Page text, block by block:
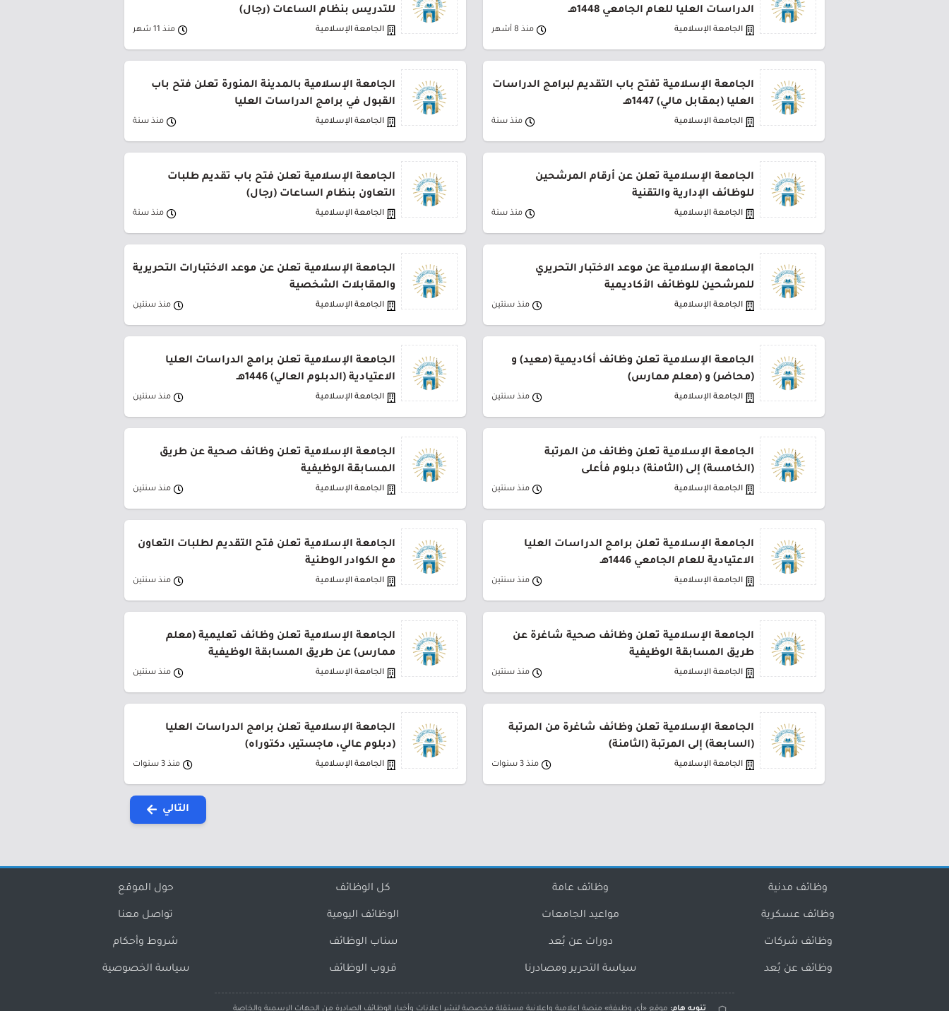
الدراسات العليا للعام الجامعي 1448هـ
الجامعة الإسلامية منذ 8 أشهر
للتدريس بنظام الساعات (رجال)
الجامعة الإسلامية منذ 11 شهر
الجامعة الإسلامية تفتح باب التقديم لبرامج الدراسات
العليا (بمقابل مالي) 1447هـ
الجامعة الإسلامية منذ سنة
الجامعة الإسلامية بالمدينة المنورة تعلن فتح باب
القبول في برامج الدراسات العليا
الجامعة الإسلامية منذ سنة
الجامعة الإسلامية تعلن عن أرقام المرشحين
للوظائف الإدارية والتقنية
الجامعة الإسلامية منذ سنة
الجامعة الإسلامية تعلن فتح باب تقديم طلبات
التعاون بنظام الساعات (رجال)
الجامعة الإسلامية منذ سنة
الجامعة الإسلامية عن موعد الاختبار التحريري
للمرشحين للوظائف الأكاديمية
الجامعة الإسلامية منذ سنتين
الجامعة الإسلامية تعلن عن موعد الاختبارات التحريرية
والمقابلات الشخصية
الجامعة الإسلامية منذ سنتين
الجامعة الإسلامية تعلن وظائف أكاديمية (معيد) و
(محاضر) و (معلم ممارس)
الجامعة الإسلامية منذ سنتين
الجامعة الإسلامية تعلن برامج الدراسات العليا
الاعتيادية (الدبلوم العالي) 1446هـ
الجامعة الإسلامية منذ سنتين
الجامعة الإسلامية تعلن وظائف من المرتبة
(الخامسة) إلى (الثامنة) دبلوم فأعلى
الجامعة الإسلامية منذ سنتين
الجامعة الإسلامية تعلن وظائف صحية عن طريق
المسابقة الوظيفية
الجامعة الإسلامية منذ سنتين
الجامعة الإسلامية تعلن برامج الدراسات العليا
الاعتيادية للعام الجامعي 1446هـ
الجامعة الإسلامية منذ سنتين
الجامعة الإسلامية⁩ تعلن فتح التقديم لطلبات التعاون
مع الكوادر الوطنية
الجامعة الإسلامية منذ سنتين
الجامعة الإسلامية تعلن وظائف صحية شاغرة عن
طريق المسابقة الوظيفية
الجامعة الإسلامية منذ سنتين
الجامعة الإسلامية تعلن وظائف تعليمية (معلم
ممارس) عن طريق المسابقة الوظيفية
الجامعة الإسلامية منذ سنتين
الجامعة الإسلامية تعلن وظائف شاغرة من المرتبة
(السابعة) إلى المرتبة (الثامنة)
الجامعة الإسلامية منذ 3 سنوات
الجامعة الإسلامية تعلن برامج الدراسات العليا
(دبلوم عالي، ماجستير، دكتوراه)
الجامعة الإسلامية منذ 3 سنوات
التالي
وظائف مدنية
وظائف عسكرية
وظائف شركات
وظائف عن بُعد
وظائف عامة
مواعيد الجامعات
دورات عن بُعد
سياسة التحرير ومصادرنا
كل الوظائف
الوظائف اليومية
سناب الوظائف
قروب الوظائف
حول الموقع
تواصل معنا
شروط وأحكام
سياسة الخصوصية
تنويه هام: موقع «أي وظيفة» منصة إعلامية وإعلانية مستقلة مخصصة لنشر إعلانات وأخبار الوظائف الصادرة من الجهات الرسمية والخاصة